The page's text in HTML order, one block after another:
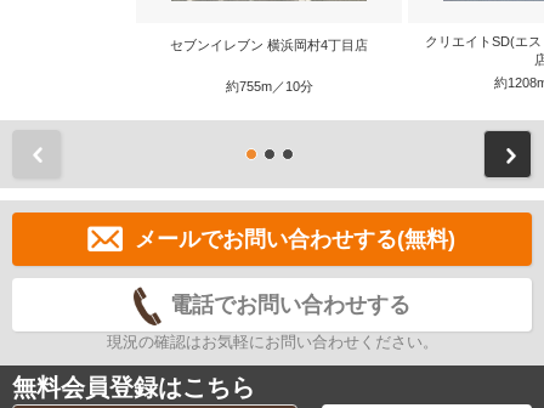
セブンイレブン 横浜岡村4丁目店
約755m／10分
クリエイトSD(エ
約
メールでお問い合わせする(無料)
電話でお問い合わせする
現況の確認はお気軽にお問い合わせください。
無料会員登録はこちら